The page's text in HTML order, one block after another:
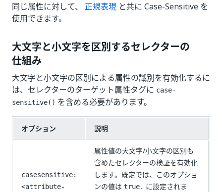
同じ属性に対して、 正規表現 と共に Case-Sensitive を
使用できます。
大文字と小文字を区別するセレクターの
仕組み
大文字と小文字の区別による属性の識別を有効化するに
は、セレクターのターゲット属性タグに case-
sensitive() を含める必要があります。
オプション 説明
casesensitive:
<attribute-
属性値の大文字/小文字の区別も
含めたセレクターの検証を有効化
します。既定では、このオプショ
ンの値は true. に設定されま